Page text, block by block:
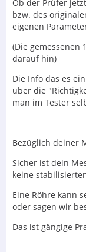
Ob der Prüfer
bzw. des
eigenen
(Die gemessenen
darauf hin)
Die Info das es
über die
man im Tester
Bezüglich deiner
Sicher ist dein
keine
Eine Röhre kann
oder sagen wir
Das ist gängige